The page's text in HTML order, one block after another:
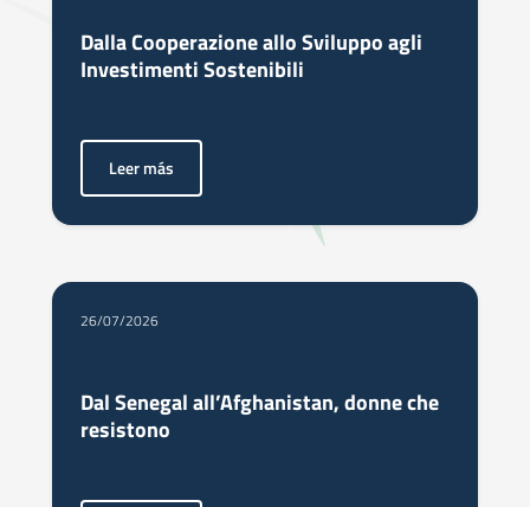
Dalla Cooperazione allo Sviluppo agli
Investimenti Sostenibili
Leer más
<p>Come Italia ed Egitto stanno costruendo il futuro
26/07/2026
Dal Senegal all’Afghanistan, donne che
resistono